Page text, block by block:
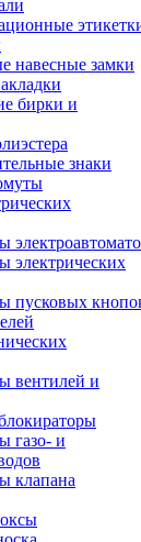
навесные замки
бирки и
знаки
электрических
пусковых
вентилей и
газо- и
клапана